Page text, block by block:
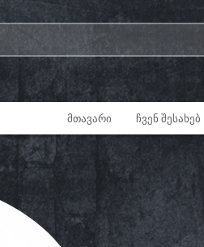
ᲛᲗᲐᲕᲐᲠᲘ ᲩᲕᲔᲜ ᲨᲔᲡᲐᲮᲔᲑ